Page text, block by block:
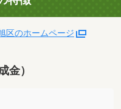
区のホームページ
金）